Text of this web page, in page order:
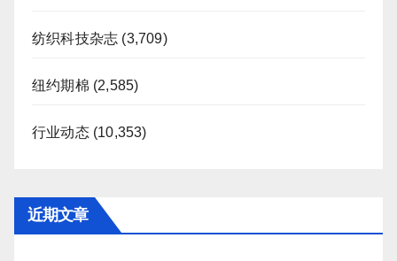
纺织科技杂志 (3,709)
纽约期棉 (2,585)
行业动态(10,353)
近期文章